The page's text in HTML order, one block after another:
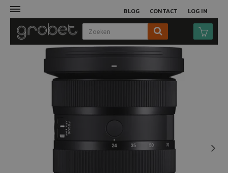
LOG IN
BLOG CONTACT
Afdruk
Objectieven